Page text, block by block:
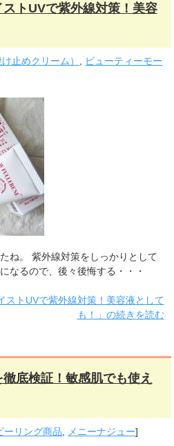
トUVで紫外線対策！美容
止めクリーム）
ビューティーモー
ね。 紫外線対策をしっかりとして
なるので、後々後悔する・・・
ストUVで紫外線対策！美容液として
も！」の続きを読む
底検証！敏感肌でも使え
ーリング商品 メニーナジュー]